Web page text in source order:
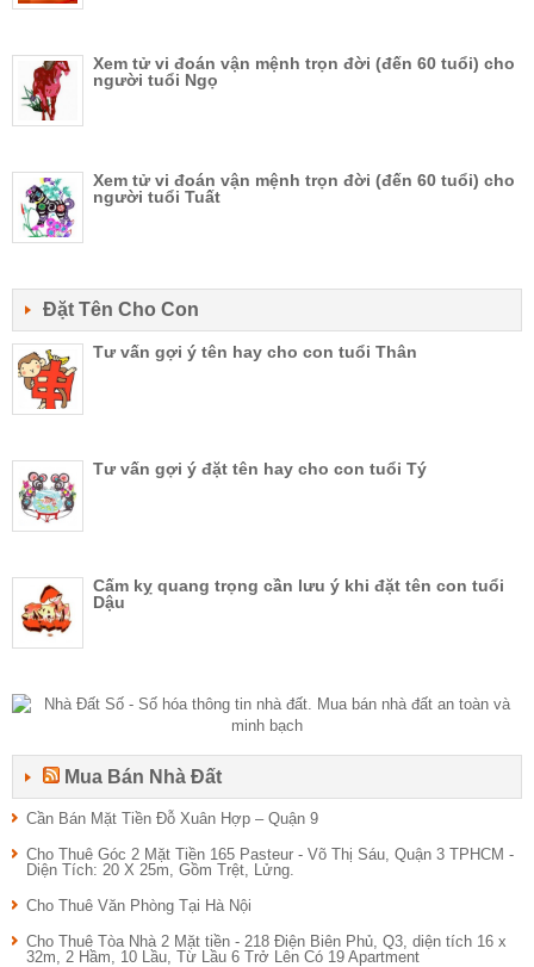
Xem tử vi đoán vận mệnh trọn đời (đến 60 tuổi) cho
người tuổi Ngọ
Xem tử vi đoán vận mệnh trọn đời (đến 60 tuổi) cho
người tuổi Tuất
Đặt Tên Cho Con
Tư vấn gợi ý tên hay cho con tuổi Thân
Tư vấn gợi ý đặt tên hay cho con tuổi Tý
Cấm kỵ quang trọng cần lưu ý khi đặt tên con tuổi
Dậu
Mua Bán Nhà Đất
Cần Bán Mặt Tiền Đỗ Xuân Hợp – Quận 9
Cho Thuê Góc 2 Mặt Tiền 165 Pasteur - Võ Thị Sáu, Quận 3 TPHCM -
Diện Tích: 20 X 25m, Gồm Trệt, Lửng.
Cho Thuê Văn Phòng Tại Hà Nội
Cho Thuê Tòa Nhà 2 Mặt tiền - 218 Điện Biên Phủ, Q3, diện tích 16 x
32m, 2 Hầm, 10 Lầu, Từ Lầu 6 Trở Lên Có 19 Apartment